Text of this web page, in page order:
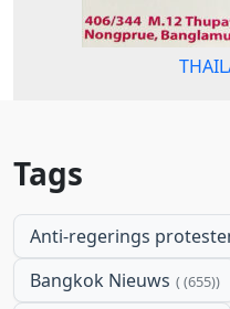
Tags
Anti-regerings
Bangkok Nieuws (655)